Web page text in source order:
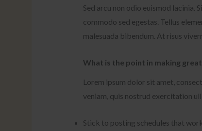
Sed arcu non odio euismod lacinia.
commodo sed egestas. Tellus
malesuada bibendum. At risus
What is the point in making
Lorem ipsum dolor sit amet,
veniam, quis nostrud exercitation
Stick to posting schedules that